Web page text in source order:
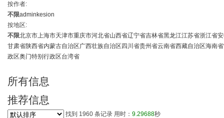
按作者:
不限admin kesion
按地区:
不限北京市上海市天津市重庆市河北省山西省辽宁省吉林省黑龙江江苏省浙江省
甘肃省陕西省内蒙古自治区广西壮族自治区 四川省贵州省云南省西藏自治区海南省
政区奥门特别行政区台湾省
所有信息
推荐信息
找到 1960 条记录 用时： 9.29688秒